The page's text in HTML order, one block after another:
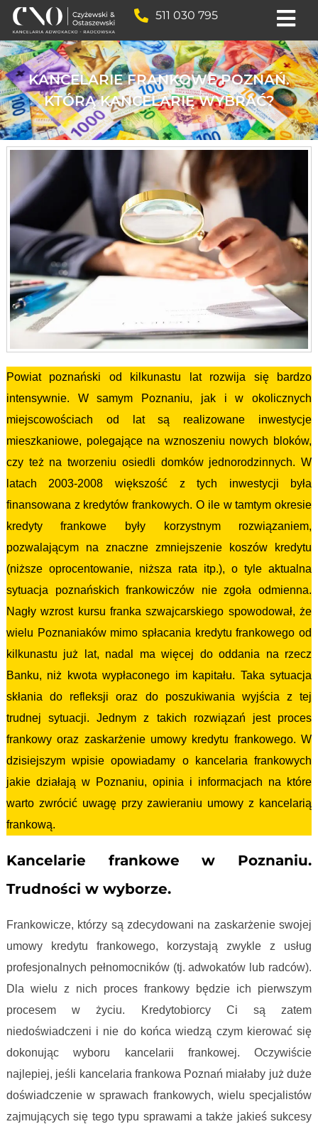
511 030 795
KANCELARIE FRANKOWE POZNAŃ.
KTÓRĄ KANCELARIĘ WYBRAĆ?
Powiat poznański od kilkunastu lat rozwija się bardzo
intensywnie. W samym Poznaniu, jak i w okolicznych
miejscowościach od lat są realizowane inwestycje
mieszkaniowe, polegające na wznoszeniu nowych bloków,
czy też na tworzeniu osiedli domków jednorodzinnych. W
latach 2003-2008 większość z tych inwestycji była
finansowana z kredytów frankowych. O ile w tamtym okresie
kredyty frankowe były korzystnym rozwiązaniem,
pozwalającym na znaczne zmniejszenie koszów kredytu
(niższe oprocentowanie, niższa rata itp.), o tyle aktualna
sytuacja poznańskich frankowiczów nie zgoła odmienna.
Nagły wzrost kursu franka szwajcarskiego spowodował, że
wielu Poznaniaków mimo spłacania kredytu frankowego od
kilkunastu już lat, nadal ma więcej do oddania na rzecz
Banku, niż kwota wypłaconego im kapitału. Taka sytuacja
skłania do refleksji oraz do poszukiwania wyjścia z tej
trudnej sytuacji. Jednym z takich rozwiązań jest proces
frankowy oraz zaskarżenie umowy kredytu frankowego. W
dzisiejszym wpisie opowiadamy o kancelaria frankowych
jakie działają w Poznaniu, opinia i informacjach na które
warto zwrócić uwagę przy zawieraniu umowy z kancelarią
frankową.
Kancelarie frankowe w Poznaniu.
Trudności w wyborze.
Frankowicze, którzy są zdecydowani na zaskarżenie swojej
umowy kredytu frankowego, korzystają zwykle z usług
profesjonalnych pełnomocników (tj. adwokatów lub radców).
Dla wielu z nich proces frankowy będzie ich pierwszym
procesem w życiu. Kredytobiorcy Ci są zatem
niedoświadczeni i nie do końca wiedzą czym kierować się
dokonując wyboru kancelarii frankowej. Oczywiście
najlepiej, jeśli kancelaria frankowa Poznań miałaby już duże
doświadczenie w sprawach frankowych, wielu specjalistów
zajmujących się tego typu sprawami a także jakieś sukcesy